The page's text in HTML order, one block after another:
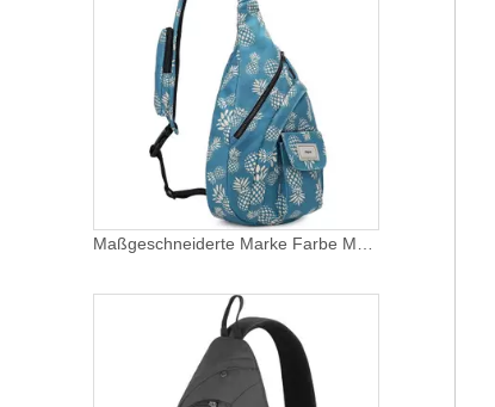
Maßgeschneiderte Marke Farbe Männer Großhandel Reise Brusttaschen Schulter Segeltuch Multi Taschen Umhängetasche langer einzelner Riemen